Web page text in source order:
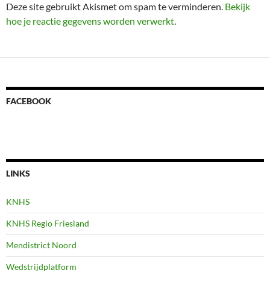
Deze site gebruikt Akismet om spam te verminderen. Bekijk
hoe je reactie gegevens worden verwerkt.
FACEBOOK
LINKS
KNHS
KNHS Regio Friesland
Mendistrict Noord
Wedstrijdplatform